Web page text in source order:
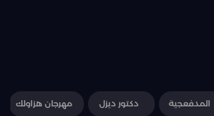
المدفعجية دكتور ديزل مهرجان هزاولك